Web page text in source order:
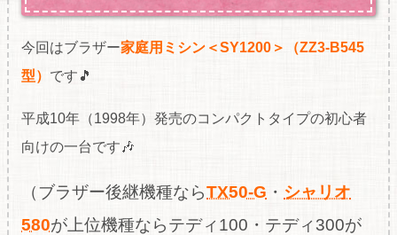
今回はブラザー家庭用ミシン＜SY1200＞（ZZ3-B545
型） です🎵
平成10年（1998年）発売のコンパクトタイプの初心者
向けの一台です🎶
（ブラザー後継機種ならTX50-G ・ シャリオ
580が上位機種ならテディ100・テディ300が